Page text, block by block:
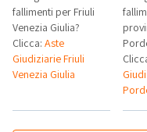
fallimenti per Friuli
Venezia Giulia?
Clicca: Aste
Giudiziarie Friuli
Venezia Giulia